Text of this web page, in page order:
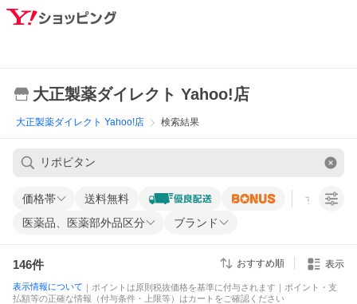
大正製薬ダイレクト Yahoo!店
大正製薬ダイレクト Yahoo!店 検索結果
価格帯 送料無料 すべての条
医薬品、医薬部外品区分 ブランド
146件 おすすめ順 表示
表示情報について ｜ポイントは原則税抜価格を基準に付与されます｜ポイント・支
払額等の正確な情報（付与条件・上限等）はカートをご確認ください